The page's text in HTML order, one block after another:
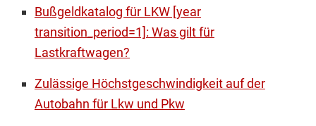
Bußgeldkatalog für LKW [year
transition_period=1]: Was gilt für
Lastkraftwagen?
Zulässige Höchstgeschwindigkeit auf der
Autobahn für Lkw und Pkw